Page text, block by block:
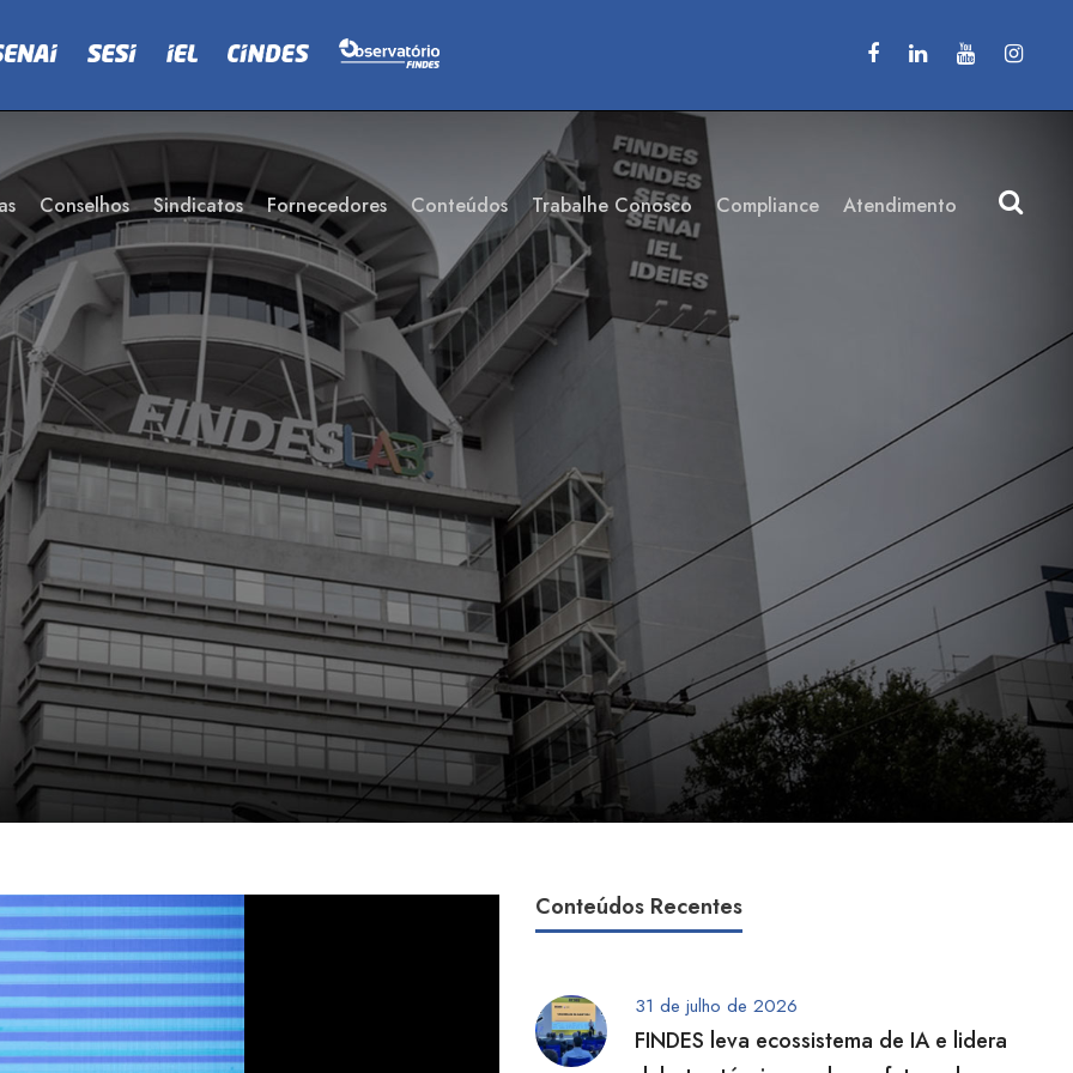
Conselhos Sindicatos Fornecedores Conteúdos Trabalhe Conosco Compliance Atendimento
Conteúdos Recentes
31 de julho de 2026
FINDES leva ecossistema de IA e lidera